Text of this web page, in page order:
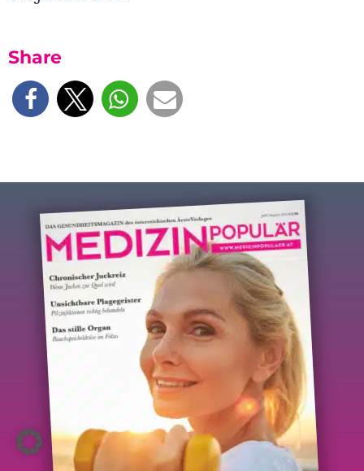
Share